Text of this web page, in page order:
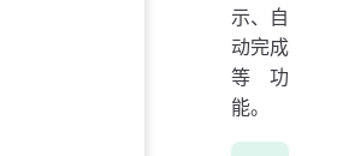
示、自
动完成
等功
能。